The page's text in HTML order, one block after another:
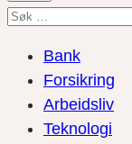
Søk
Bank
Forsikring
Arbeidsliv
Teknologi